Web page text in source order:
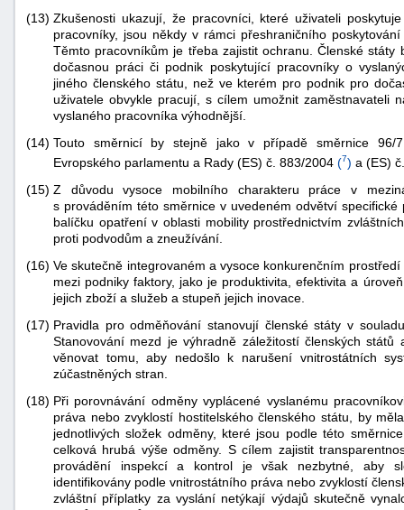
(13) Zkušenosti ukazují, že pracovníci, které uživateli
pracovníky, jsou někdy v rámci přeshraničního
Těmto pracovníkům je třeba zajistit ochranu. Členské
dočasnou práci či podnik poskytující pracovníky o
jiného členského státu, než ve kterém pro podnik pro
uživatele obvykle pracují, s cílem umožnit zaměstnavateli
vyslaného pracovníka výhodnější.
(14) Touto směrnicí by stejně jako v případě směrnice 96/
Evropského parlamentu a Rady (ES) č. 883/2004 (7) a (ES)
(15) Z důvodu vysoce mobilního charakteru práce v
s prováděním této směrnice v uvedeném odvětví
balíčku opatření v oblasti mobility prostřednictvím
proti podvodům a zneužívání.
(16) Ve skutečně integrovaném a vysoce konkurenčním
mezi podniky faktory, jako je produktivita, efektivita a
jejich zboží a služeb a stupeň jejich inovace.
(17) Pravidla pro odměňování stanovují členské státy v
Stanovování mezd je výhradně záležitostí členských
věnovat tomu, aby nedošlo k narušení vnitrostátních
zúčastněných stran.
(18) Při porovnávání odměny vyplácené vyslanému
práva nebo zvyklostí hostitelského členského státu, by
jednotlivých složek odměny, které jsou podle této
celková hrubá výše odměny. S cílem zajistit
provádění inspekcí a kontrol je však nezbytné, aby
identifikovány podle vnitrostátního práva nebo zvyklostí
zvláštní příplatky za vyslání netýkají výdajů skutečně